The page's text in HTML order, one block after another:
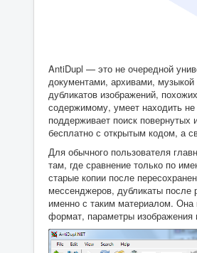
AntiDupl — это не очередной
документами, архивами,
дубликатов изображений,
содержимому, умеет находить
поддерживает поиск повернутых
бесплатно с открытым кодом, а
Для обычного пользователя
там, где сравнение только по
старые копии после
мессенджеров, дубликаты после
именно с таким материалом.
формат, параметры изображения